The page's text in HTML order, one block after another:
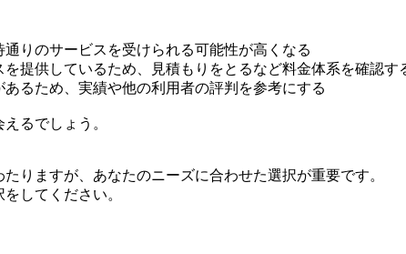
りのサービスを受けられる可能性が高くなる
提供しているため、見積もりをとるなど料金体系を確認す
るため、実績や他の利用者の評判を参考にする
るでしょう。
りますが、あなたのニーズに合わせた選択が重要です。
してください。